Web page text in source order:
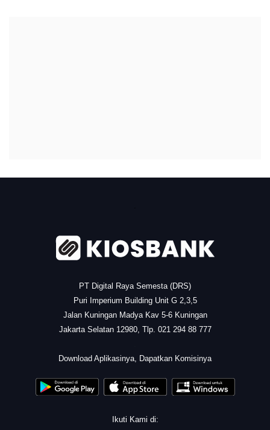
PT Digital Raya Semesta (DRS)
Puri Imperium Building Unit G 2,3,5
Jalan Kuningan Madya Kav 5-6 Kuningan
Jakarta Selatan 12980, Tlp. 021 294 88 777
Download Aplikasinya, Dapatkan Komisinya
Ikuti Kami di: